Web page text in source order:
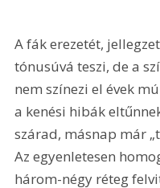
A fák erezetét,
tónusúvá teszi, de a
nem színezi el évek
a kenési hibák
szárad, másnap már
Az egyenletesen
három-négy réteg